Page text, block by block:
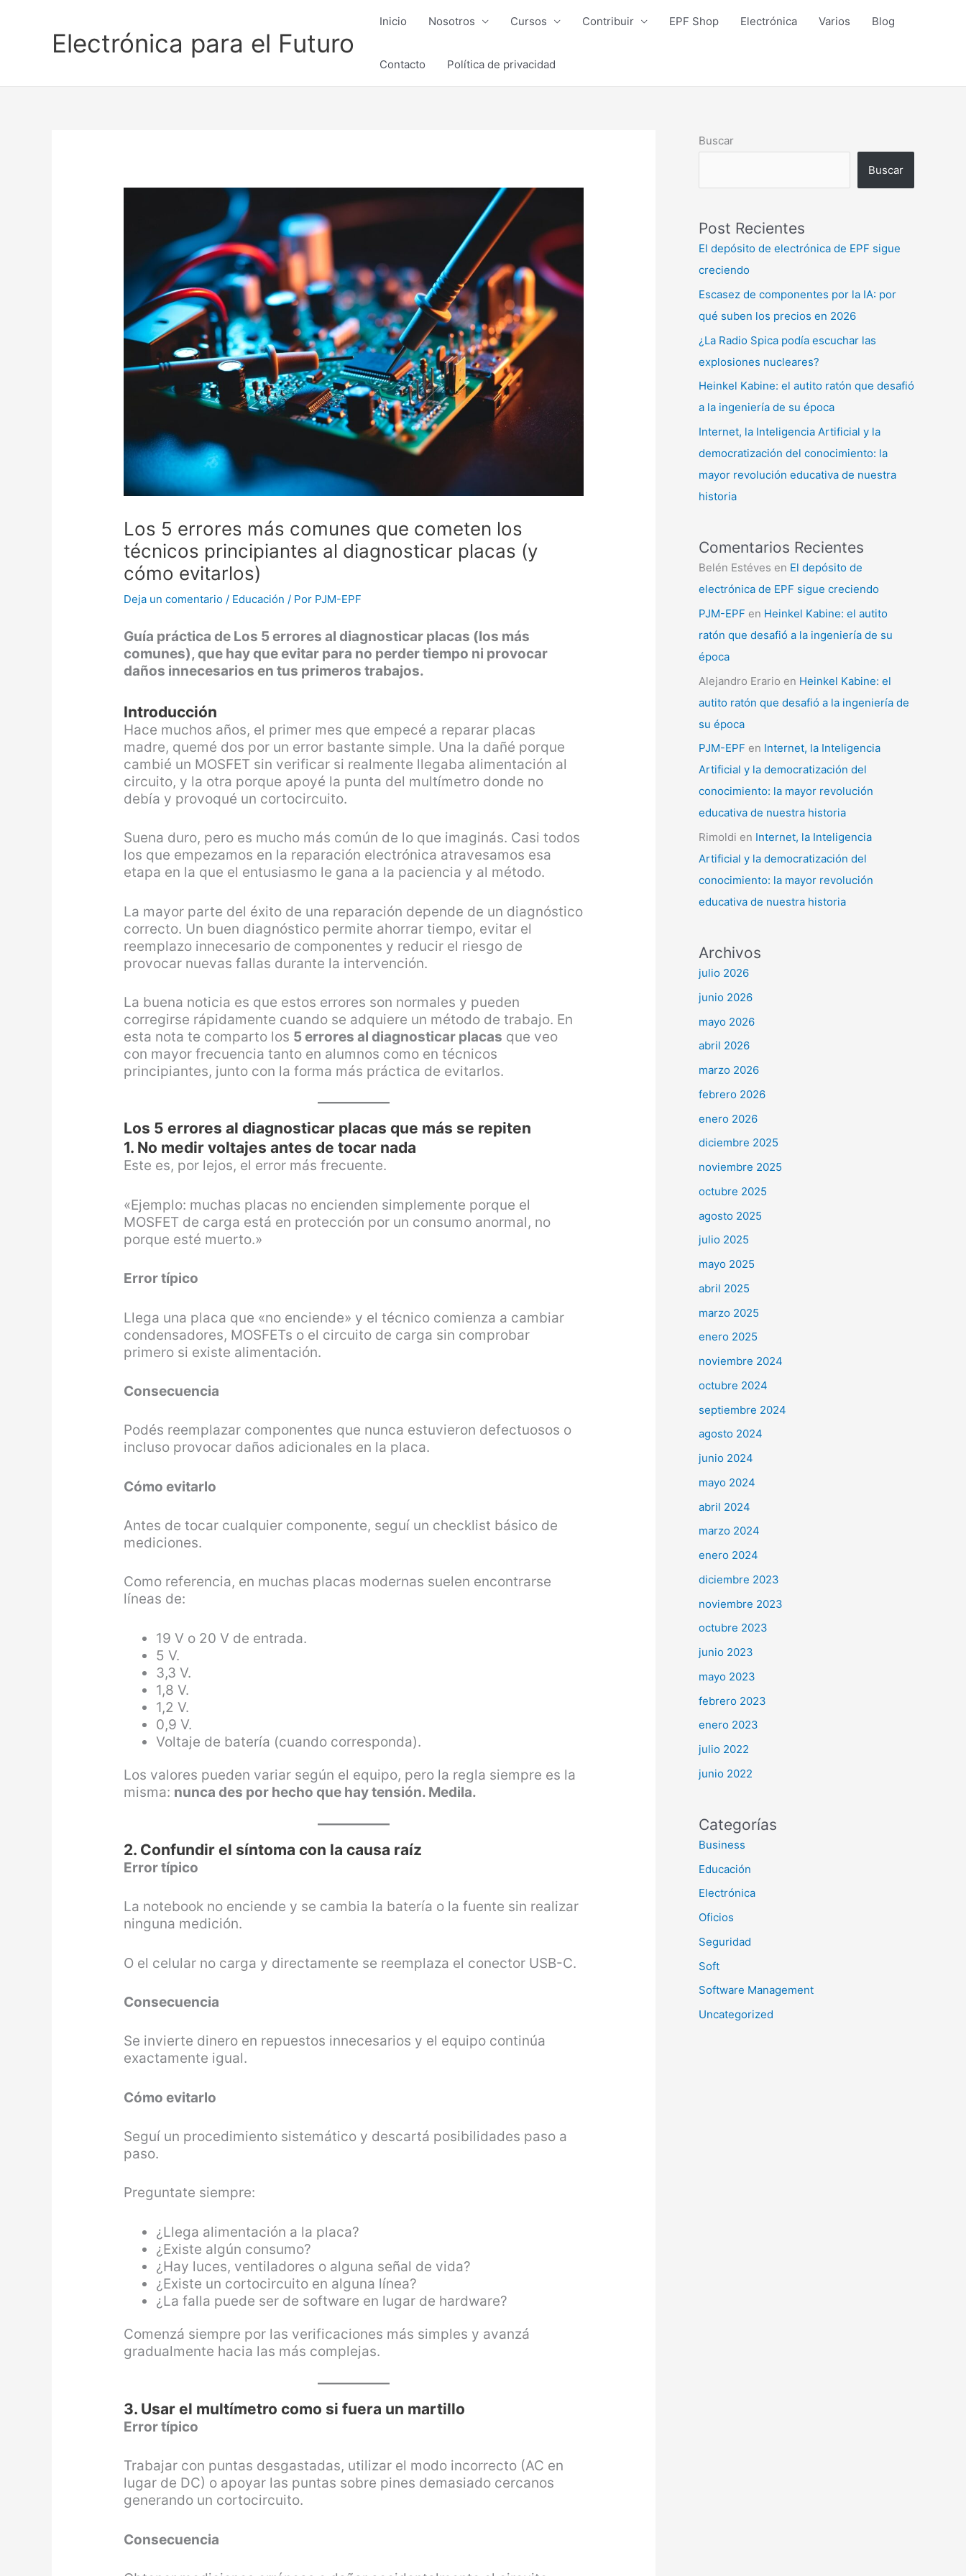
Electrónica para el Futuro
Inicio Nosotros Cursos Contribuir EPF Shop Electrónica Varios Blog
Contacto Política de privacidad
Los 5 errores más comunes que cometen los
técnicos principiantes al diagnosticar placas (y
cómo evitarlos)
Deja un comentario / Educación / Por PJM-EPF
Guía práctica de Los 5 errores al diagnosticar placas (los más
comunes), que hay que evitar para no perder tiempo ni provocar
daños innecesarios en tus primeros trabajos.
Introducción
Hace muchos años, el primer mes que empecé a reparar placas
madre, quemé dos por un error bastante simple. Una la dañé porque
cambié un MOSFET sin verificar si realmente llegaba alimentación al
circuito, y la otra porque apoyé la punta del multímetro donde no
debía y provoqué un cortocircuito.
Suena duro, pero es mucho más común de lo que imaginás. Casi todos
los que empezamos en la reparación electrónica atravesamos esa
etapa en la que el entusiasmo le gana a la paciencia y al método.
La mayor parte del éxito de una reparación depende de un diagnóstico
correcto. Un buen diagnóstico permite ahorrar tiempo, evitar el
reemplazo innecesario de componentes y reducir el riesgo de
provocar nuevas fallas durante la intervención.
La buena noticia es que estos errores son normales y pueden
corregirse rápidamente cuando se adquiere un método de trabajo. En
esta nota te comparto los 5 errores al diagnosticar placas que veo
con mayor frecuencia tanto en alumnos como en técnicos
principiantes, junto con la forma más práctica de evitarlos.
Los 5 errores al diagnosticar placas que más se repiten
1. No medir voltajes antes de tocar nada
Este es, por lejos, el error más frecuente.
«Ejemplo: muchas placas no encienden simplemente porque el
MOSFET de carga está en protección por un consumo anormal, no
porque esté muerto.»
Error típico
Llega una placa que «no enciende» y el técnico comienza a cambiar
condensadores, MOSFETs o el circuito de carga sin comprobar
primero si existe alimentación.
Consecuencia
Podés reemplazar componentes que nunca estuvieron defectuosos o
incluso provocar daños adicionales en la placa.
Cómo evitarlo
Antes de tocar cualquier componente, seguí un checklist básico de
mediciones.
Como referencia, en muchas placas modernas suelen encontrarse
líneas de:
19 V o 20 V de entrada.
5 V.
3,3 V.
1,8 V.
1,2 V.
0,9 V.
Voltaje de batería (cuando corresponda).
Los valores pueden variar según el equipo, pero la regla siempre es la
misma: nunca des por hecho que hay tensión. Medila.
2. Confundir el síntoma con la causa raíz
Error típico
La notebook no enciende y se cambia la batería o la fuente sin realizar
ninguna medición.
O el celular no carga y directamente se reemplaza el conector USB-C.
Consecuencia
Se invierte dinero en repuestos innecesarios y el equipo continúa
exactamente igual.
Cómo evitarlo
Seguí un procedimiento sistemático y descartá posibilidades paso a
paso.
Preguntate siempre:
¿Llega alimentación a la placa?
¿Existe algún consumo?
¿Hay luces, ventiladores o alguna señal de vida?
¿Existe un cortocircuito en alguna línea?
¿La falla puede ser de software en lugar de hardware?
Comenzá siempre por las verificaciones más simples y avanzá
gradualmente hacia las más complejas.
3. Usar el multímetro como si fuera un martillo
Error típico
Trabajar con puntas desgastadas, utilizar el modo incorrecto (AC en
lugar de DC) o apoyar las puntas sobre pines demasiado cercanos
generando un cortocircuito.
Consecuencia
Buscar
Buscar
Post Recientes
El depósito de electrónica de EPF sigue
creciendo
Escasez de componentes por la IA: por
qué suben los precios en 2026
¿La Radio Spica podía escuchar las
explosiones nucleares?
Heinkel Kabine: el autito ratón que desafió
a la ingeniería de su época
Internet, la Inteligencia Artificial y la
democratización del conocimiento: la
mayor revolución educativa de nuestra
historia
Comentarios Recientes
Belén Estéves en El depósito de
electrónica de EPF sigue creciendo
PJM-EPF en Heinkel Kabine: el autito
ratón que desafió a la ingeniería de su
época
Alejandro Erario en Heinkel Kabine: el
autito ratón que desafió a la ingeniería de
su época
PJM-EPF en Internet, la Inteligencia
Artificial y la democratización del
conocimiento: la mayor revolución
educativa de nuestra historia
Rimoldi en Internet, la Inteligencia
Artificial y la democratización del
conocimiento: la mayor revolución
educativa de nuestra historia
Archivos
julio 2026
junio 2026
mayo 2026
abril 2026
marzo 2026
febrero 2026
enero 2026
diciembre 2025
noviembre 2025
octubre 2025
agosto 2025
julio 2025
mayo 2025
abril 2025
marzo 2025
enero 2025
noviembre 2024
octubre 2024
septiembre 2024
agosto 2024
junio 2024
mayo 2024
abril 2024
marzo 2024
enero 2024
diciembre 2023
noviembre 2023
octubre 2023
junio 2023
mayo 2023
febrero 2023
enero 2023
julio 2022
junio 2022
Categorías
Business
Educación
Electrónica
Oficios
Seguridad
Soft
Software Management
Uncategorized